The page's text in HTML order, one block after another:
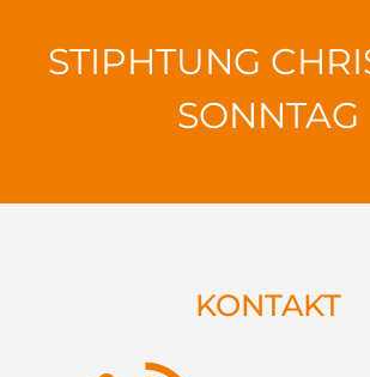
STIPHTUNG
SONNTAG
KONTAKT